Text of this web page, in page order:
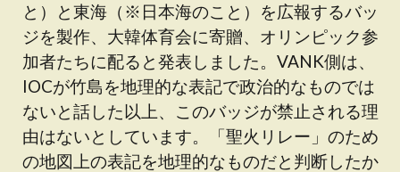
と）と東海（※日本海のこと）を広報するバッ
ジを製作、大韓体育会に寄贈、オリンピック参
加者たちに配ると発表しました。VANK側は、
IOCが竹島を地理的な表記で政治的なものでは
ないと話した以上、このバッジが禁止される理
由はないとしています。「聖火リレー」のため
の地図上の表記を地理的なものだと判断したか